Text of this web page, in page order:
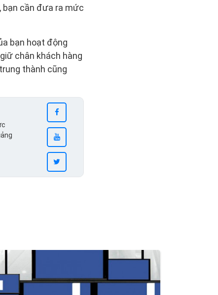
bạn cần đưa ra mức
bạn hoạt động
chân khách hàng
thành cũng